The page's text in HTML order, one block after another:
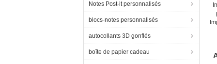
Notes Post-it personnalisés
blocs-notes personnalisés
autocollants 3D gonflés
boîte de papier cadeau